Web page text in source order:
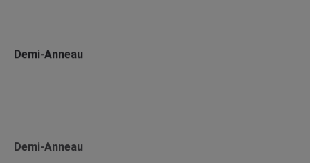
Demi-Anneau
Demi-Anneau